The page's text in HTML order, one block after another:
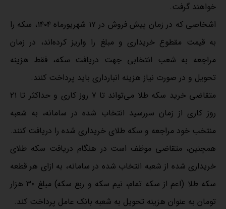
خواهند گرفت.
اشخاصی که در زمان پیش فروش در ۱۷ شهریورماه ۱۴۰۴، سکه را
به قیمت مقطوع خریداری و مبلغ را واریز کرده‌اند، در زمان
مراجعه به شعب انتخابی جهت دریافت سکه، فقط هزینه
تحویل و در صورت نیاز هزینه انبارداری باید پرداخت کنند.
متقاضی خرید سکه طلا می‌تواند تا ۷ روز کاری و حداکثر تا ۲۱
روز کاری از زمان سررسید انتخاب شده در سامانه، به شعبه
منتخب خود مراجعه و سکه طلای خریداری شده را دریافت کنند.
همچنین، متقاضی موظف است در هنگام دریافت سکه طلای
خریداری شده از شعبه انتخاب شده در سامانه، به ازای هر قطعه
سکه طلا (اعم از سکه تمام، نیم سکه و ربع سکه) مبلغ ۳۰ هزار
تومان به عنوان هزینه تحویل به شعبه بانک عامل پرداخت کند.